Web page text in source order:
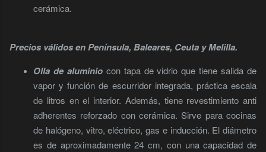
cerámica.
Precios válidos en Península, Baleares, Ceuta y Melilla.
Olla de aluminio con tapa de vidrio que tiene salida de
vapor y función de escurridor integrada, práctica escala
de litros en el interior. Además, tiene revestimiento anti
adherentes reforzado con cerámica. Sirve para cocinas
de halógeno, vitro, eléctrico, gas e inducción. El diámetro
es de aproximadamente 24 cm, con una capacidad de